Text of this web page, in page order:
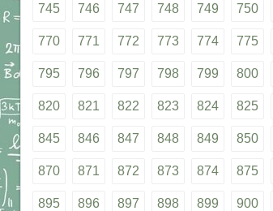
745 746 747 748 749 750
770 771 772 773 774 775
795 796 797 798 799 800
820 821 822 823 824 825
845 846 847 848 849 850
870 871 872 873 874 875
895 896 897 898 899 900